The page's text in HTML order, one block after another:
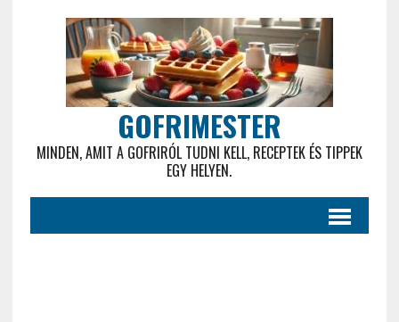
GOFRIMESTER
MINDEN, AMIT A GOFRIRÓL TUDNI KELL, RECEPTEK ÉS TIPPEK
EGY HELYEN.